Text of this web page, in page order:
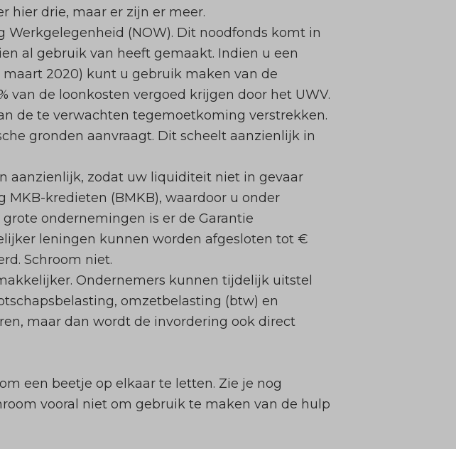
hier drie, maar er zijn er meer.
Werkgelegenheid (NOW). Dit noodfonds komt in
al gebruik van heeft gemaakt. Indien u een
2020) kunt u gebruik maken van de
de loonkosten vergoed krijgen door het UWV.
de te verwachten tegemoetkoming verstrekken.
gronden aanvraagt. Dit scheelt aanzienlijk in
aanzienlijk, zodat uw liquiditeit niet in gevaar
kredieten (BMKB), waardoor u onder
ondernemingen is er de Garantie
leningen kunnen worden afgesloten tot €
Schroom niet.
Ondernemers kunnen tijdelijk uitstel
omzetbelasting (btw) en
maar dan wordt de invordering ook direct
een beetje op elkaar te letten. Zie je nog
vooral niet om gebruik te maken van de hulp